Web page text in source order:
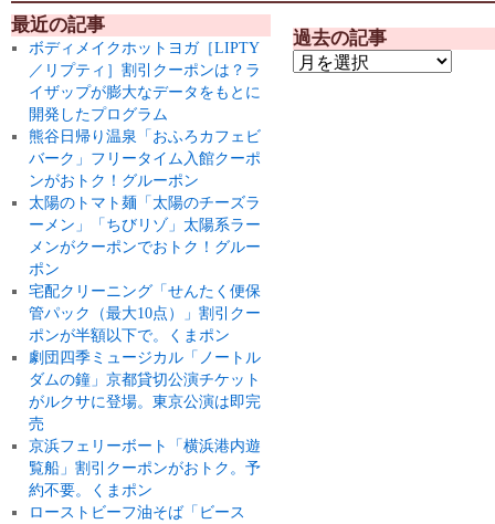
最近の記事
ボディメイクホットヨガ［LIPTY
／リプティ］割引クーポンは？ラ
イザップが膨大なデータをもとに
開発したプログラム
熊谷日帰り温泉「おふろカフェビ
バーク」フリータイム入館クーポ
ンがおトク！グルーポン
太陽のトマト麺「太陽のチーズラ
ーメン」「ちびリゾ」太陽系ラー
メンがクーポンでおトク！グルー
ポン
宅配クリーニング「せんたく便保
管パック（最大10点）」割引クー
ポンが半額以下で。くまポン
劇団四季ミュージカル「ノートル
ダムの鐘」京都貸切公演チケット
がルクサに登場。東京公演は即完
売
京浜フェリーボート「横浜港内遊
覧船」割引クーポンがおトク。予
約不要。くまポン
ローストビーフ油そば「ビース
過去の記事